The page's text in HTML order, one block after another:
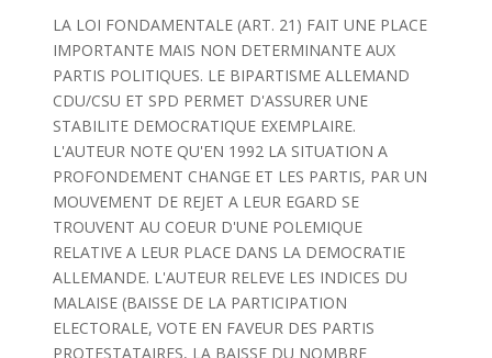
LA LOI FONDAMENTALE (ART. 21) FAIT UNE PLACE
IMPORTANTE MAIS NON DETERMINANTE AUX
PARTIS POLITIQUES. LE BIPARTISME ALLEMAND
CDU/CSU ET SPD PERMET D'ASSURER UNE
STABILITE DEMOCRATIQUE EXEMPLAIRE.
L'AUTEUR NOTE QU'EN 1992 LA SITUATION A
PROFONDEMENT CHANGE ET LES PARTIS, PAR UN
MOUVEMENT DE REJET A LEUR EGARD SE
TROUVENT AU COEUR D'UNE POLEMIQUE
RELATIVE A LEUR PLACE DANS LA DEMOCRATIE
ALLEMANDE. L'AUTEUR RELEVE LES INDICES DU
MALAISE (BAISSE DE LA PARTICIPATION
ELECTORALE, VOTE EN FAVEUR DES PARTIS
PROTESTATAIRES, LA BAISSE DU NOMBRE